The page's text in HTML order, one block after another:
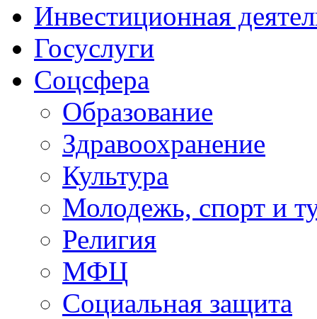
Инвестиционная
Госуслуги
Соцсфера
Образование
Здравоохранение
Культура
Молодежь, спорт и
Религия
МФЦ
Социальная защита